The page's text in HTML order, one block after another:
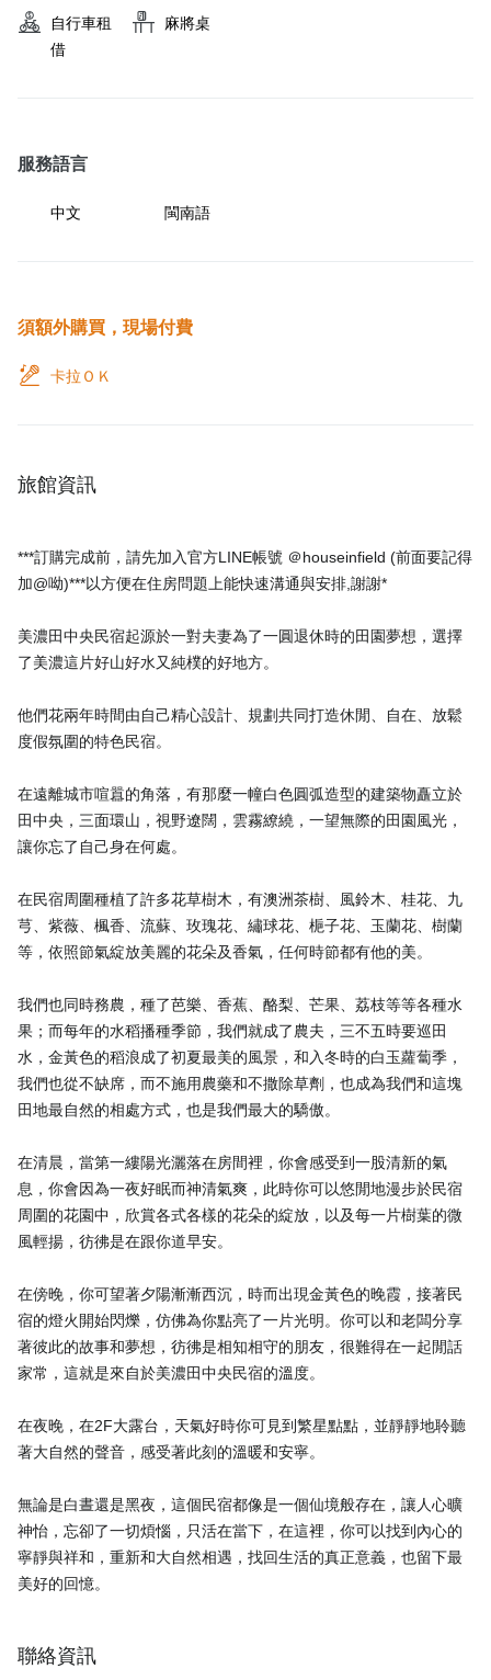
自行車租
借
麻將桌
服務語言
中文 閩南語
須額外購買，現場付費
卡拉ＯＫ
旅館資訊
***訂購完成前，請先加入官方LINE帳號 ＠houseinfield (前面要記得
加@呦)***以方便在住房問題上能快速溝通與安排,謝謝*
美濃田中央民宿起源於一對夫妻為了一圓退休時的田園夢想，選擇
了美濃這片好山好水又純樸的好地方。
他們花兩年時間由自己精心設計、規劃共同打造休閒、自在、放鬆
度假氛圍的特色民宿。
在遠離城市喧囂的角落，有那麼一幢白色圓弧造型的建築物矗立於
田中央，三面環山，視野遼闊，雲霧繚繞，一望無際的田園風光，
讓你忘了自己身在何處。
在民宿周圍種植了許多花草樹木，有澳洲茶樹、風鈴木、桂花、九
芎、紫薇、楓香、流蘇、玫瑰花、繡球花、梔子花、玉蘭花、樹蘭
等，依照節氣綻放美麗的花朵及香氣，任何時節都有他的美。
我們也同時務農，種了芭樂、香蕉、酪梨、芒果、荔枝等等各種水
果；而每年的水稻播種季節，我們就成了農夫，三不五時要巡田
水，金黃色的稻浪成了初夏最美的風景，和入冬時的白玉蘿蔔季，
我們也從不缺席，而不施用農藥和不撒除草劑，也成為我們和這塊
田地最自然的相處方式，也是我們最大的驕傲。
在清晨，當第一縷陽光灑落在房間裡，你會感受到一股清新的氣
息，你會因為一夜好眠而神清氣爽，此時你可以悠閒地漫步於民宿
周圍的花園中，欣賞各式各樣的花朵的綻放，以及每一片樹葉的微
風輕揚，彷彿是在跟你道早安。
在傍晚，你可望著夕陽漸漸西沉，時而出現金黃色的晚霞，接著民
宿的燈火開始閃爍，仿佛為你點亮了一片光明。你可以和老闆分享
著彼此的故事和夢想，彷彿是相知相守的朋友，很難得在一起閒話
家常，這就是來自於美濃田中央民宿的溫度。
在夜晚，在2F大露台，天氣好時你可見到繁星點點，並靜靜地聆聽
著大自然的聲音，感受著此刻的溫暖和安寧。
無論是白晝還是黑夜，這個民宿都像是一個仙境般存在，讓人心曠
神怡，忘卻了一切煩惱，只活在當下，在這裡，你可以找到內心的
寧靜與祥和，重新和大自然相遇，找回生活的真正意義，也留下最
聯絡資訊